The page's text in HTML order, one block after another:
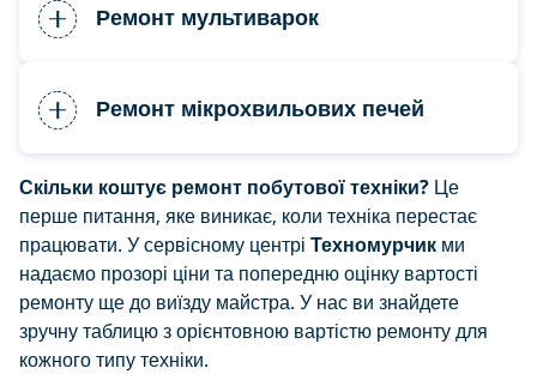
Ремонт мультиварок
Ремонт мікрохвильових печей
Скільки коштує ремонт побутової техніки? Це
перше питання, яке виникає, коли техніка перестає
працювати. У сервісному центрі Техномурчик ми
надаємо прозорі ціни та попередню оцінку вартості
ремонту ще до виїзду майстра. У нас ви знайдете
зручну таблицю з орієнтовною вартістю ремонту для
кожного типу техніки.